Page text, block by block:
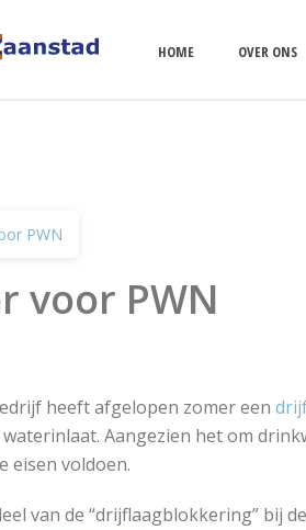
HOME OVER ONS
PWN
voor PWN
heeft afgelopen zomer een
Aangezien het om
eisen voldoen.
van de “drijflaagblokkering” bij